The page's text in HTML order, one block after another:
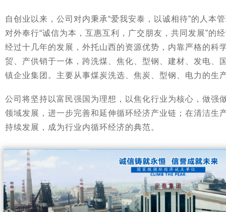
自创业以来，公司对内秉承“爱我安泰，以诚相待”的人本
对外奉行“诚信为本，互惠互利，广交朋友，共同发展”的
经过十几年的发展，外托山西的资源优势，内靠严格的科
贸、产供销于一体，跨洗煤、焦化、型钢、建材、发电、
镇企业集团。主要从事煤炭洗选、焦炭、型钢、电力的生
公司将坚持以富民强国为理想，以焦化行业为核心，做强
领域发展，进一步完善和延伸循环经济产业链；在清洁生
持续发展，成为行业内循环经济的典范。